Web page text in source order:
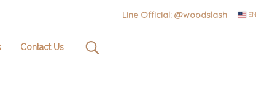
Line Official: @woodslash EN
Contact Us